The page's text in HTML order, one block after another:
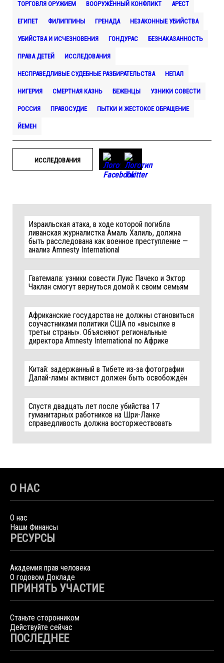
ТОРГОВЛЯ ОРУЖИЕМ ВООРУЖЁННЫЙ КОНФЛИКТ АРЕСТ
ЕГИПЕТ ФИЛИППИНЫ ГРЕНАДА НЕЗАКОННЫЕ УБИЙСТВА
УБИЙСТВА И ИСЧЕЗНОВЕНИЯ ГОНДУРАС БЕЗНАКАЗАННОСТЬ
ПРАВА ДЕТЕЙ ИССЛЕДОВАНИЯ
НЕСПРАВЕДЛИВЫЕ СУДЕБНЫЕ РАЗБИРАТЕЛЬСТВА НЕПАЛ
НИГЕРИЯ СМЕРТНАЯ КАЗНЬ БЕЖЕНЦЫ УЗНИКИ СОВЕСТИ
РОССИЯ ПРАВОСУДИЕ ПЫТКИ И ЖЕСТОКОЕ ОБРАЩЕНИЕ
ЙЕМЕН
ИССЛЕДОВАНИЯ
Израильская атака, в ходе которой погибла
ливанская журналистка Амаль Халиль, должна
быть расследована как военное преступление —
анализ Amnesty International
Гватемала: узники совести Луис Пачеко и Эктор
Чаклан смогут вернуться домой к своим семьям
Африканские государства не должны становиться
соучастниками политики США по «высылке в
третьи страны». Объясняют региональные
директора Amnesty International по Африке
Китай: задержанный в Тибете из-за фотографии
Далай-ламы активист должен быть освобождён
Спустя двадцать лет после убийства 17
гуманитарных работников на Шри-Ланке
справедливость должна восторжествовать
О НАС
О нас
Наши Финансы
РЕСУРСЫ
Академия прав человека
О годовом Докладе
ПРИНЯТЬ УЧАСТИЕ
Станьте сторонником
Действуйте сейчас
ПОСЛЕДНЕЕ